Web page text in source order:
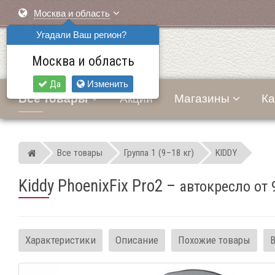
Москва и область
Угадали Ваш регион?
Москва и область
Да Изменить
Все товары Акции Магазины
Мир детских автокресел
Все товары Группа 1 (9–18 кг) KIDDY
Kiddy PhoenixFix Pro2 – автокресло
Характеристики Описание Похожие товары